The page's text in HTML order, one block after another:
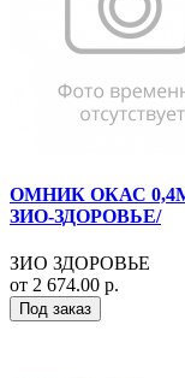
ОМНИК ОКАС
ЗИО-ЗДОРОВЬЕ/
ЗИО ЗДОРОВЬЕ
от 2 674.00 р.
Под заказ